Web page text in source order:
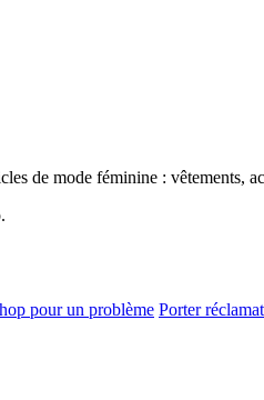
de mode féminine : vêtements,
pour un problème Porter